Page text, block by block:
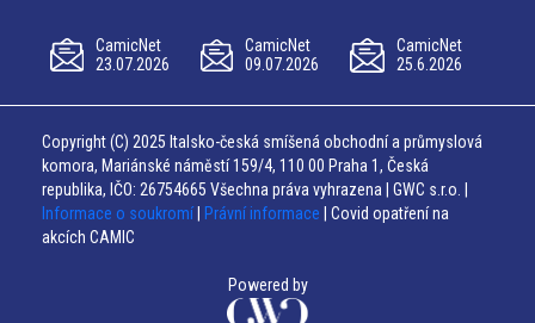
CamicNet
23.07.2026
CamicNet
09.07.2026
CamicNet
25.6.2026
Copyright (C) 2025 Italsko-česká smíšená obchodní a průmyslová
komora, Mariánské náměstí 159/4, 110 00 Praha 1, Česká
republika, IČO: 26754665 Všechna práva vyhrazena | GWC s.r.o. |
Informace o soukromí
Právní informace | Covid opatření na
akcích CAMIC
Powered by